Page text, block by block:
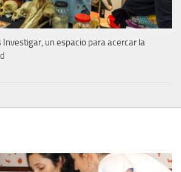
Investigar, un espacio para acercar la